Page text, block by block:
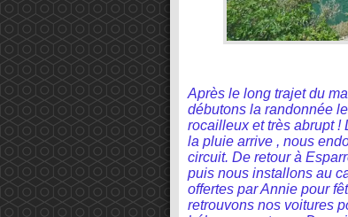
Après le long trajet du
débutons la randonnée
rocailleux et très abrupt !
la pluie arrive , nous
circuit. De retour à
puis nous installons au
offertes par Annie pour
retrouvons nos voitures